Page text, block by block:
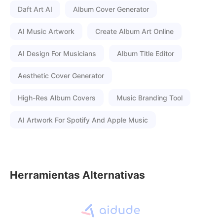
Daft Art AI Album Cover Generator
AI Music Artwork Create Album Art Online
AI Design For Musicians Album Title Editor
Aesthetic Cover Generator
High-Res Album Covers Music Branding Tool
AI Artwork For Spotify And Apple Music
Herramientas Alternativas